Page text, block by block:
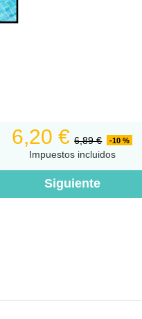
6,20 € 6,89 € -10 %
Impuestos incluidos